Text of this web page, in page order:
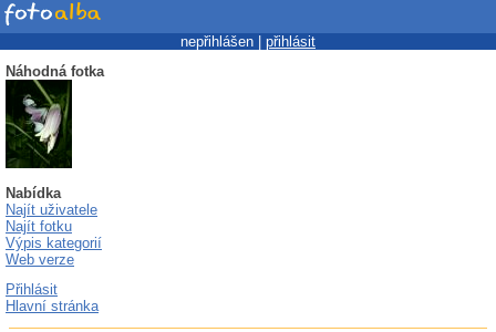
nepřihlášen | přihlásit
Náhodná fotka
Nabídka
Najít uživatele
Najít fotku
Výpis kategorií
Web verze
Přihlásit
Hlavní stránka